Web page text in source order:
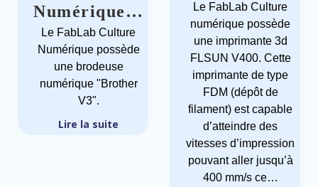
Numérique…
Le FabLab Culture
Numérique possède
une brodeuse
numérique "Brother
V3".
Lire la suite
Le FabLab Culture
numérique possède
une imprimante 3d
FLSUN V400. Cette
imprimante de type
FDM (dépôt de
filament) est capable
d’atteindre des
vitesses d’impression
pouvant aller jusqu’à
400 mm/s ce…